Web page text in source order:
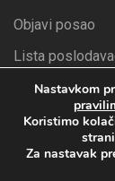
Objavi posao
Lista
Paketi
Lista kandidata
Pravila
Nastavkom
Koristimo
Za nastavak